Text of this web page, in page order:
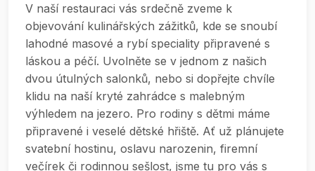
V naší restauraci vás srdečně zveme k
objevování kulinářských zážitků, kde se snoubí
lahodné masové a rybí speciality připravené s
láskou a péčí. Uvolněte se v jednom z našich
dvou útulných salonků, nebo si dopřejte chvíle
klidu na naší kryté zahrádce s malebným
výhledem na jezero. Pro rodiny s dětmi máme
připravené i veselé dětské hřiště. Ať už plánujete
svatební hostinu, oslavu narozenin, firemní
večírek či rodinnou sešlost, jsme tu pro vás s